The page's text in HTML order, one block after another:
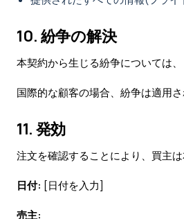
10. 紛争の解決
本契約から生じる紛争については
国際的な顧客の場合、紛争は適用
11. 発効
注文を確認することにより、買主
日付: [日付を入力]
売主: